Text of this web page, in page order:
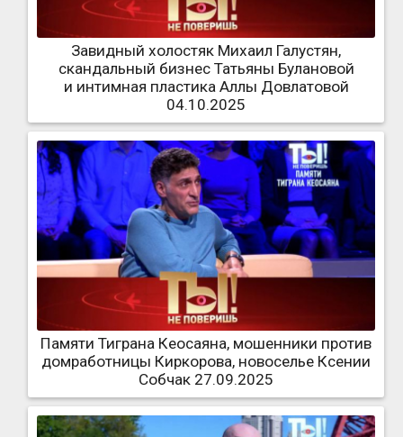
Завидный холостяк Михаил Галустян,
скандальный бизнес Татьяны Булановой
и интимная пластика Аллы Довлатовой
04.10.2025
Памяти Тиграна Кеосаяна, мошенники против
домработницы Киркорова, новоселье Ксении
Собчак 27.09.2025